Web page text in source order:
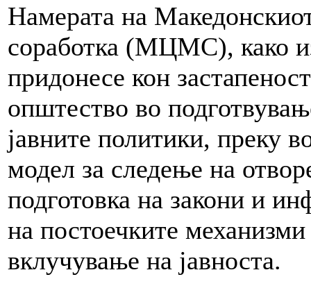
Намерата на
соработка (МЦМС), како
придонесе кон
општество во
јавните политики, преку
модел за следење на
подготовка на закони и
на постоечките
вклучување на јавноста.